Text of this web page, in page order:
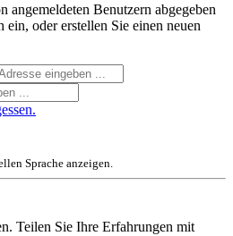
angemeldeten Benutzern abgegeben
oder erstellen Sie einen neuen
Sprache anzeigen.
Teilen Sie Ihre Erfahrungen mit